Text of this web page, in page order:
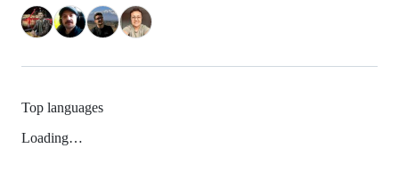
Top languages
Loading…